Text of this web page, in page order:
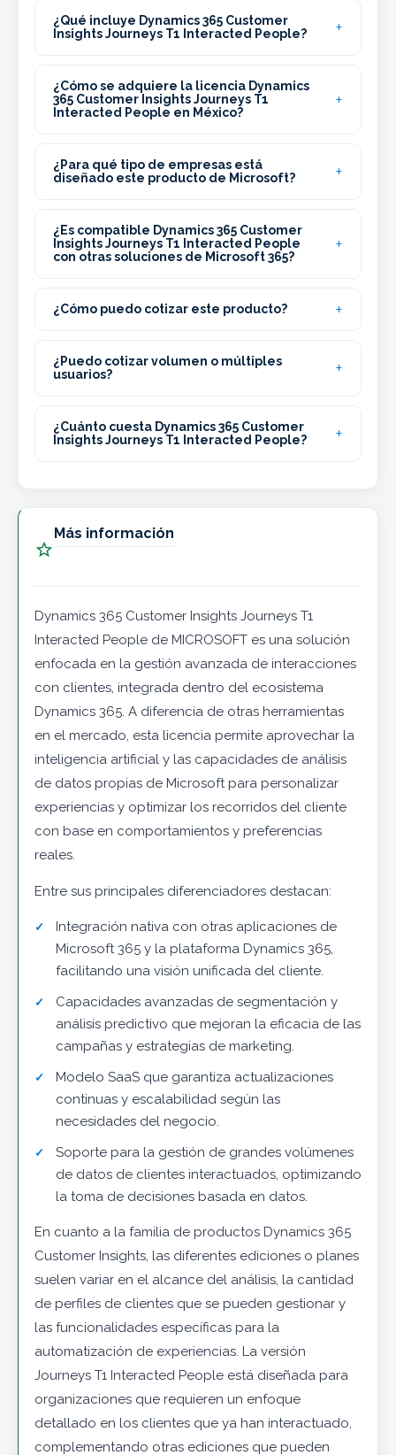
¿Qué incluye Dynamics 365 Customer
Insights Journeys T1 Interacted People?
¿Cómo se adquiere la licencia Dynamics
365 Customer Insights Journeys T1
Interacted People en México?
¿Para qué tipo de empresas está
diseñado este producto de Microsoft?
¿Es compatible Dynamics 365 Customer
Insights Journeys T1 Interacted People
con otras soluciones de Microsoft 365?
¿Cómo puedo cotizar este producto?
¿Puedo cotizar volumen o múltiples
usuarios?
¿Cuánto cuesta Dynamics 365 Customer
Insights Journeys T1 Interacted People?

Más información
Dynamics 365 Customer Insights Journeys T1
Interacted People de MICROSOFT es una solución
enfocada en la gestión avanzada de interacciones
con clientes, integrada dentro del ecosistema
Dynamics 365. A diferencia de otras herramientas
en el mercado, esta licencia permite aprovechar la
inteligencia artificial y las capacidades de análisis
de datos propias de Microsoft para personalizar
experiencias y optimizar los recorridos del cliente
con base en comportamientos y preferencias
reales.
Entre sus principales diferenciadores destacan:
Integración nativa con otras aplicaciones de
Microsoft 365 y la plataforma Dynamics 365,
facilitando una visión unificada del cliente.
Capacidades avanzadas de segmentación y
análisis predictivo que mejoran la eficacia de las
campañas y estrategias de marketing.
Modelo SaaS que garantiza actualizaciones
continuas y escalabilidad según las
necesidades del negocio.
Soporte para la gestión de grandes volúmenes
de datos de clientes interactuados, optimizando
la toma de decisiones basada en datos.
En cuanto a la familia de productos Dynamics 365
Customer Insights, las diferentes ediciones o planes
suelen variar en el alcance del análisis, la cantidad
de perfiles de clientes que se pueden gestionar y
las funcionalidades específicas para la
automatización de experiencias. La versión
Journeys T1 Interacted People está diseñada para
organizaciones que requieren un enfoque
detallado en los clientes que ya han interactuado,
complementando otras ediciones que pueden